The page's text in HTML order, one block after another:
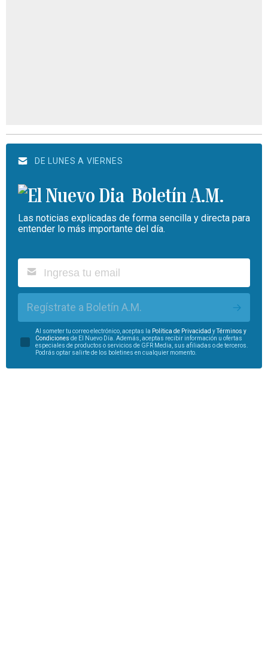
DE LUNES A VIERNES
Boletín A.M.
Las noticias explicadas de forma sencilla y directa para
entender lo más importante del día.
Regístrate a Boletín A.M.
Al someter tu correo electrónico, aceptas la Política de Privacidad yTérminos y
Condiciones de El Nuevo Día. Además, aceptas recibir información u ofertas
especiales de productos o servicios de GFR Media, sus afiliadas o de terceros.
Podrás optar salirte de los boletines en cualquier momento.